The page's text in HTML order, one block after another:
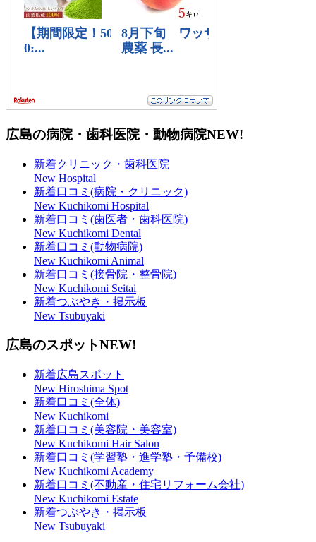
広島の病院・歯科医院・動物病院NEW!
新着クリニック・歯科医院
New Hospital
新着口コミ(病院・クリニック)
New Kuchikomi Hospital
新着口コミ(歯医者・歯科医院)
New Kuchikomi Dental
新着口コミ(動物病院)
New Kuchikomi Animal
新着口コミ(接骨院・整骨院)
New Kuchikomi Seitai
新着つぶやき・掲示板
New Tsubuyaki
広島のスポットNEW!
新着広島スポット
New Hiroshima Spot
新着口コミ(全体)
New Kuchikomi
新着口コミ(美容院・美容室)
New Kuchikomi Hair Salon
新着口コミ(学習塾・進学塾・予備校)
New Kuchikomi Academy
新着口コミ(不動産・住宅リフォーム会社)
New Kuchikomi Estate
新着つぶやき・掲示板
New Tsubuyaki